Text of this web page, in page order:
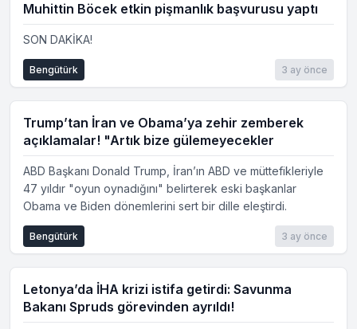
Muhittin Böcek etkin pişmanlık başvurusu yaptı
SON DAKİKA!
3 ay önce
Bengütürk
Trump’tan İran ve Obama’ya zehir zemberek
açıklamalar! "Artık bize gülemeyecekler
ABD Başkanı Donald Trump, İran’ın ABD ve müttefikleriyle
47 yıldır "oyun oynadığını" belirterek eski başkanlar
Obama ve Biden dönemlerini sert bir dille eleştirdi.
3 ay önce
Bengütürk
Letonya’da İHA krizi istifa getirdi: Savunma
Bakanı Spruds görevinden ayrıldı!